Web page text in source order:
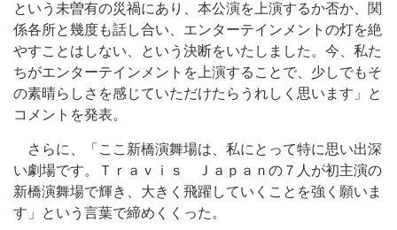
という未曽有の災禍にあり、本公演を上演するか否か、関
係各所と幾度も話し合い、エンターテインメントの灯を絶
やすことはしない、という決断をいたしました。今、私た
ちがエンターテインメントを上演することで、少しでもそ
の素晴らしさを感じていただけたらうれしく思います」と
コメントを発表。
さらに、「ここ新橋演舞場は、私にとって特に思い出深
い劇場です。Ｔｒａｖｉｓ Ｊａｐａｎの７人が初主演の
新橋演舞場で輝き、大きく飛躍していくことを強く願いま
す」という言葉で締めくくった。